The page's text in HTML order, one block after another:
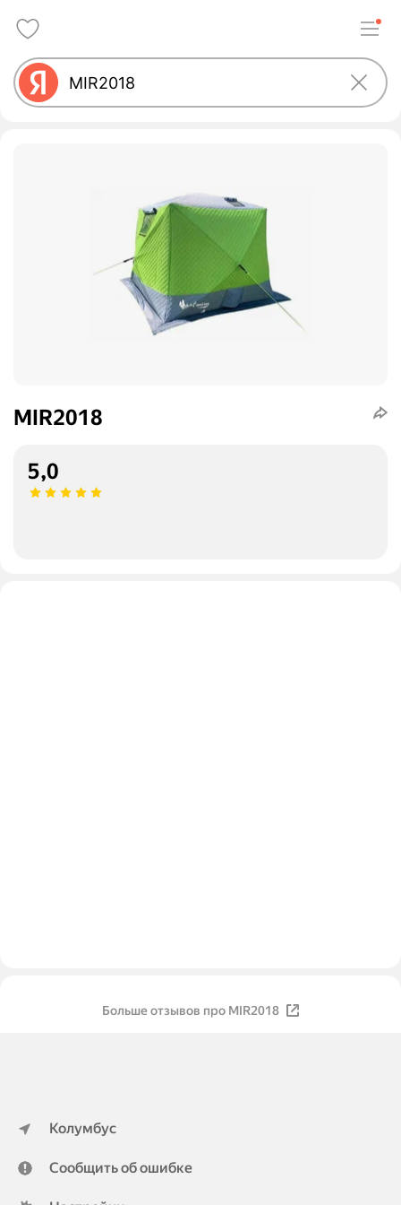
MIR2018
5,0
Больше отзывов про MIR2018
Колумбус
Сообщить об ошибке